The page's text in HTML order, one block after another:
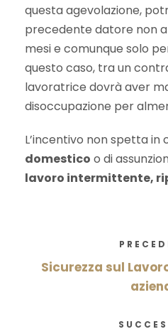
questa agevolazione,
precedente datore non
mesi e comunque solo
questo caso, tra un
lavoratrice dovrà aver
disoccupazione per
L’incentivo non spetta in
domestico o di
lavoro intermittente,
Sicurezza sul